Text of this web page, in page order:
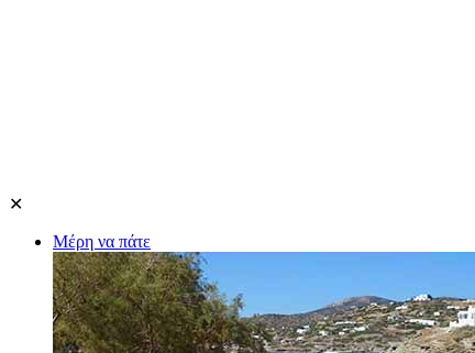
✕
Μέρη να πάτε